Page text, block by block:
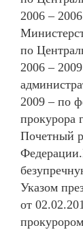
2006 –
по
2006 –
2009 – по
прокурора
Почетный
Указом
от